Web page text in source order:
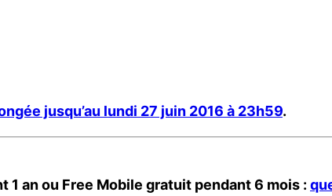
jusqu’au lundi 27 juin 2016 à 23h59.
an ou Free Mobile gratuit pendant 6 mois :